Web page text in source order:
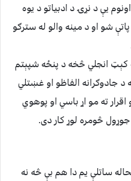
يې د نړۍ د ادبياتو د يوه
پاتې شو او د مينه والو له سترګو
کېټ انجلي څخه د پنځه شپېتم
جادوګرانه الفاظو او غښتلي
ته مو اړ باسي او پوهوي
څومره لوړ کار دى.
ساتلې يم دا هم بې څه نه